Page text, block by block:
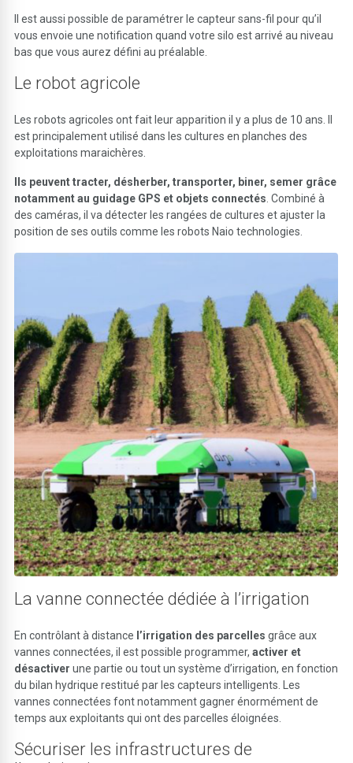
Il est aussi possible de paramétrer le capteur sans-fil pour qu’il
vous envoie une notification quand votre silo est arrivé au niveau
bas que vous aurez défini au préalable.
Le robot agricole
Les robots agricoles ont fait leur apparition il y a plus de 10 ans. Il
est principalement utilisé dans les cultures en planches des
exploitations maraichères.
Ils peuvent tracter, désherber, transporter, biner, semer grâce
notamment au guidage GPS et objets connectés. Combiné à
des caméras, il va détecter les rangées de cultures et ajuster la
position de ses outils comme les robots Naio technologies.
La vanne connectée dédiée à l’irrigation
En contrôlant à distance l’irrigation des parcelles grâce aux
vannes connectées, il est possible programmer,activer et
désactiverune partie ou tout un système d’irrigation, en fonction
du bilan hydrique restitué par les capteurs intelligents. Les
vannes connectées font notamment gagner énormément de
temps aux exploitants qui ont des parcelles éloignées.
Sécuriser les infrastructures de